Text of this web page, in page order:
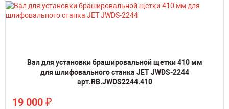
Вал для установки брашировальной щетки 410 мм
для шлифовального станка JET JWDS-2244
арт.RB.JWDS2244.410
19 000 ₽